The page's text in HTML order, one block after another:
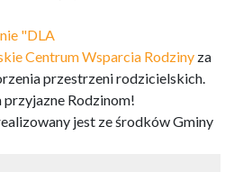
"DLA
Centrum Wsparcia Rodziny za
przestrzeni rodzicielskich.
Rodzinom!
jest ze środków Gminy